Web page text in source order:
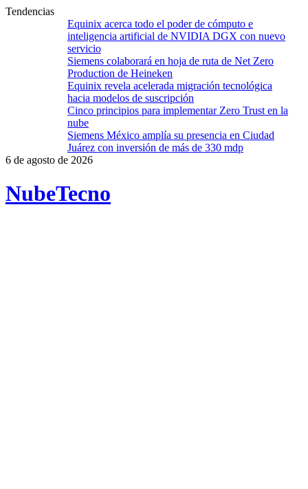
Tendencias
Equinix acerca todo el poder de cómputo e
inteligencia artificial de NVIDIA DGX con nuevo
servicio
Siemens colaborará en hoja de ruta de Net Zero
Production de Heineken
Equinix revela acelerada migración tecnológica
hacia modelos de suscripción
Cinco principios para implementar Zero Trust en la
nube
Siemens México amplía su presencia en Ciudad
Juárez con inversión de más de 330 mdp
6 de agosto de 2026
NubeTecno